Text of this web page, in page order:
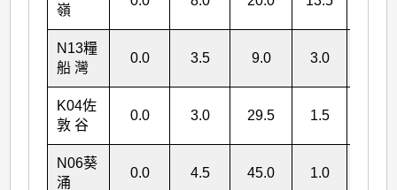
嶺
N13糧
船 灣
0.0 3.5 9.0 3.0
K04佐
敦 谷
0.0 3.0 29.5 1.5
N06葵
涌
0.0 4.5 45.0 1.0